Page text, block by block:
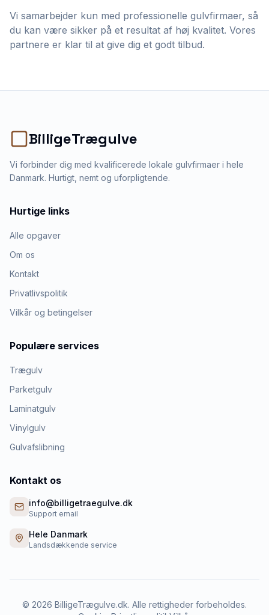
Vi samarbejder kun med professionelle gulvfirmaer, så
du kan være sikker på et resultat af høj kvalitet. Vores
partnere er klar til at give dig et godt tilbud.
BilligeTrægulve
Vi forbinder dig med kvalificerede lokale gulvfirmaer i hele
Danmark. Hurtigt, nemt og uforpligtende.
Hurtige links
Alle opgaver
Om os
Kontakt
Privatlivspolitik
Vilkår og betingelser
Populære services
Trægulv
Parketgulv
Laminatgulv
Vinylgulv
Gulvafslibning
Kontakt os
info@billigetraegulve.dk
Support email
Hele Danmark
Landsdækkende service
© 2026 BilligeTrægulve.dk. Alle rettigheder forbeholdes.